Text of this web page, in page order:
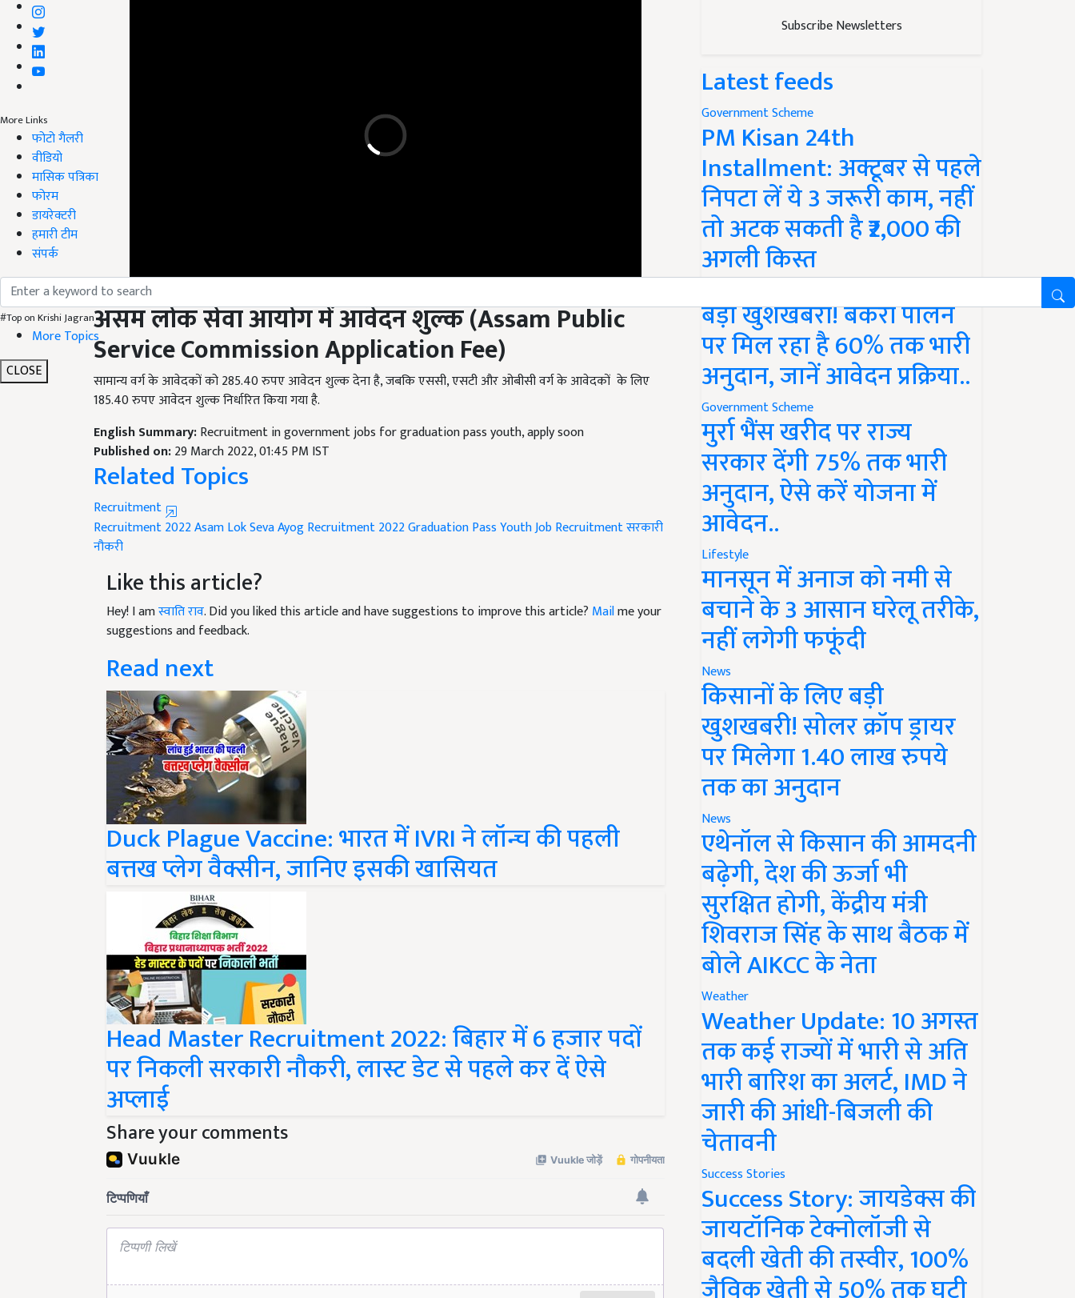
More Links
फोटो गैलरी
वीडियो
मासिक पत्रिका
फोरम
डायरेक्टरी
हमारी टीम
संपर्क
#Top on Krishi Jagran
More Topics
CLOSE
असम लोक सेवा आयोग में आवेदन शुल्क (Assam Public
Service Commission Application Fee)
सामान्य वर्ग के आवेदकों को 285.40 रुपए आवेदन शुल्क देना है, जबकि एससी, एसटी और ओबीसी वर्ग के आवेदकों के लिए
185.40 रुपए आवेदन शुल्क निर्धारित किया गया है.
English Summary:Recruitment in government jobs for graduation pass youth, apply soon
Published on:29 March 2022, 01:45 PM IST
Related Topics
Recruitment
Recruitment 2022
नौकरी
Like this article?
Hey! I amस्वाति राव. Did you liked this article and have suggestions to improve this article?
suggestions and feedback.
Read next
Duck Plague Vaccine: भारत में IVRI ने लॉन्च की पहली
बत्तख प्लेग वैक्सीन, जानिए इसकी खासियत
Head Master Recruitment 2022: बिहार में 6 हजार पदों
पर निकली सरकारी नौकरी, लास्ट डेट से पहले कर दें ऐसे
अप्लाई
Share your comments
Subscribe Newsletters
Latest feeds
Government Scheme
PM Kisan 24th
Installment: अक्टूबर से पहले
निपटा लें ये 3 जरूरी काम, नहीं
तो अटक सकती है ₹2,000 की
अगली किस्त
बड़ी खुशखबरी! बकरी पालन
पर मिल रहा है 60% तक भारी
अनुदान, जानें आवेदन प्रक्रिया..
Government Scheme
मुर्रा भैंस खरीद पर राज्य
सरकार देंगी 75% तक भारी
अनुदान, ऐसे करें योजना में
आवेदन..
Lifestyle
मानसून में अनाज को नमी से
बचाने के 3 आसान घरेलू तरीके,
नहीं लगेगी फफूंदी
News
किसानों के लिए बड़ी
खुशखबरी! सोलर क्रॉप ड्रायर
पर मिलेगा 1.40 लाख रुपये
तक का अनुदान
News
एथेनॉल से किसान की आमदनी
बढ़ेगी, देश की ऊर्जा भी
सुरक्षित होगी, केंद्रीय मंत्री
शिवराज सिंह के साथ बैठक में
बोले AIKCC के नेता
Weather
Weather Update: 10 अगस्त
तक कई राज्यों में भारी से अति
भारी बारिश का अलर्ट, IMD ने
जारी की आंधी-बिजली की
चेतावनी
Success Stories
Success Story: जायडेक्स की
जायटॉनिक टेक्नोलॉजी से
बदली खेती की तस्वीर, 100%